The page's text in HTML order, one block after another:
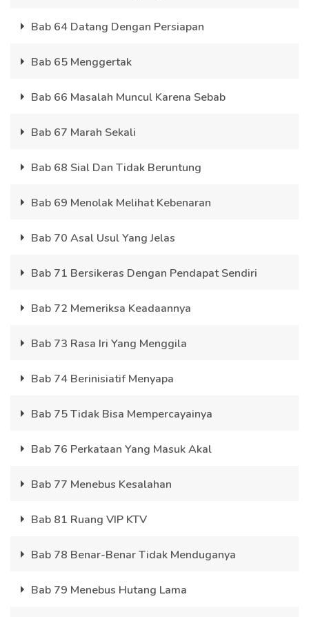
Bab 64 Datang Dengan Persiapan
Bab 65 Menggertak
Bab 66 Masalah Muncul Karena Sebab
Bab 67 Marah Sekali
Bab 68 Sial Dan Tidak Beruntung
Bab 69 Menolak Melihat Kebenaran
Bab 70 Asal Usul Yang Jelas
Bab 71 Bersikeras Dengan Pendapat Sendiri
Bab 72 Memeriksa Keadaannya
Bab 73 Rasa Iri Yang Menggila
Bab 74 Berinisiatif Menyapa
Bab 75 Tidak Bisa Mempercayainya
Bab 76 Perkataan Yang Masuk Akal
Bab 77 Menebus Kesalahan
Bab 81 Ruang VIP KTV
Bab 78 Benar-Benar Tidak Menduganya
Bab 79 Menebus Hutang Lama